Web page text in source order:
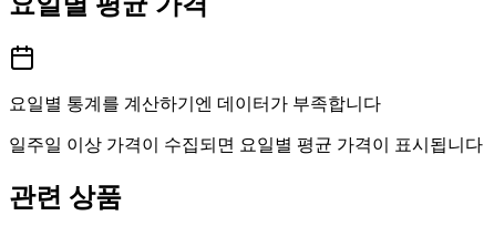
요일별 통계를 계산하기엔 데이터가 부족합니다
일주일 이상 가격이 수집되면 요일별 평균 가격이 표시됩니다
관련 상품